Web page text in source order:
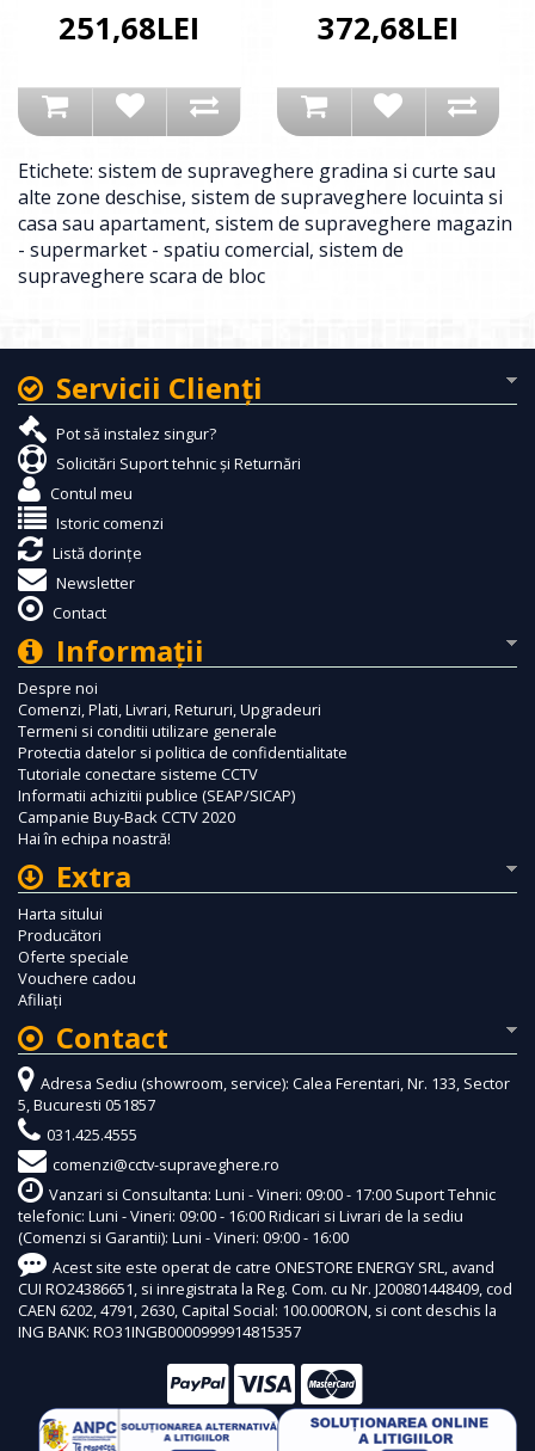
251,68LEI 372,68LEI
Etichete: sistem de supraveghere gradina si curte sau
alte zone deschise, sistem de supraveghere locuinta si
casa sau apartament, sistem de supraveghere magazin
- supermarket - spatiu comercial, sistem de
supraveghere scara de bloc
Servicii Clienţi
Pot să instalez singur?
Solicitări Suport tehnic și Returnări
Contul meu
Istoric comenzi
Listă dorințe
Newsletter
Contact
Informaţii
Despre noi
Comenzi, Plati, Livrari, Retururi, Upgradeuri
Termeni si conditii utilizare generale
Protectia datelor si politica de confidentialitate
Tutoriale conectare sisteme CCTV
Informatii achizitii publice (SEAP/SICAP)
Campanie Buy-Back CCTV 2020
Hai în echipa noastră!
Extra
Harta sitului
Producători
Oferte speciale
Vouchere cadou
Afiliaţi
Contact
Adresa Sediu (showroom, service): Calea Ferentari, Nr. 133, Sector
5, Bucuresti 051857
031.425.4555
comenzi@cctv-supraveghere.ro
Vanzari si Consultanta: Luni - Vineri: 09:00 - 17:00 Suport Tehnic
telefonic: Luni - Vineri: 09:00 - 16:00 Ridicari si Livrari de la sediu
(Comenzi si Garantii): Luni - Vineri: 09:00 - 16:00
Acest site este operat de catre ONESTORE ENERGY SRL, avand
CUI RO24386651, si inregistrata la Reg. Com. cu Nr. J200801448409, cod
CAEN 6202, 4791, 2630, Capital Social: 100.000RON, si cont deschis la
ING BANK: RO31INGB0000999914815357